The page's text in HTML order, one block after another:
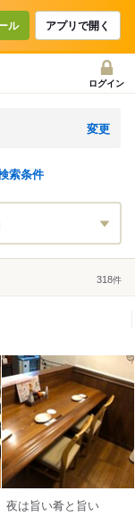
ル アプリで開く
ログイン
変更
索条件
318件
夜は旨い肴と旨い